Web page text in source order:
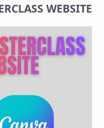
WEBSITE